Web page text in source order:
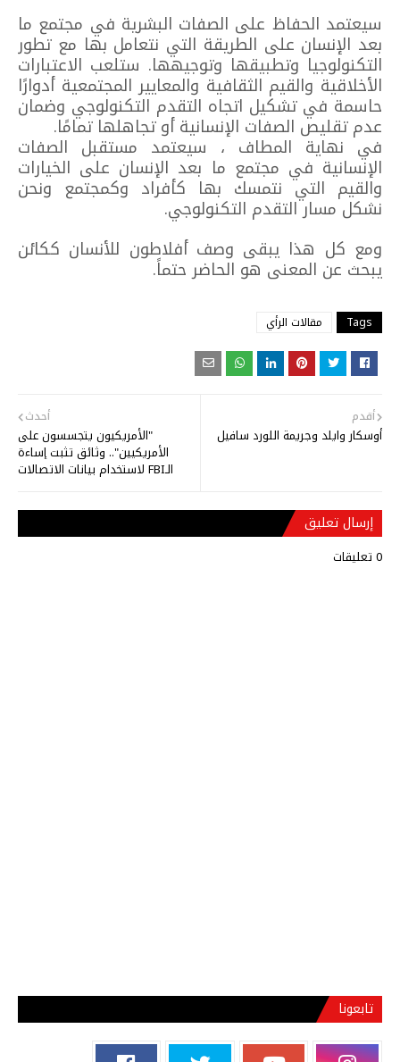
سيعتمد الحفاظ على الصفات البشرية في مجتمع ما
بعد الإنسان على الطريقة التي نتعامل بها مع تطور
التكنولوجيا وتطبيقها وتوجيهها. ستلعب الاعتبارات
الأخلاقية والقيم الثقافية والمعايير المجتمعية أدوارًا
حاسمة في تشكيل اتجاه التقدم التكنولوجي وضمان
عدم تقليص الصفات الإنسانية أو تجاهلها تمامًا.
في نهاية المطاف ، سيعتمد مستقبل الصفات
الإنسانية في مجتمع ما بعد الإنسان على الخيارات
والقيم التي نتمسك بها كأفراد وكمجتمع ونحن
نشكل مسار التقدم التكنولوجي.
ومع كل هذا يبقى وصف أفلاطون للأنسان ككائن
يبحث عن المعنى هو الحاضر حتماً.
Tags مقالات الرأي
أحدث
"الأمريكيون يتجسسون على
الأمريكيين".. وثائق تثبت إساءة
الـFBI لاستخدام بيانات الاتصالات
أقدم
أوسكار وايلد وجريمة اللورد سافيل
إرسال تعليق
0 تعليقات
تابعونا